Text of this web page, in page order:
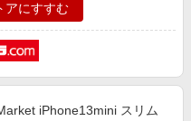
アにすすむ
iPhone13mini スリム